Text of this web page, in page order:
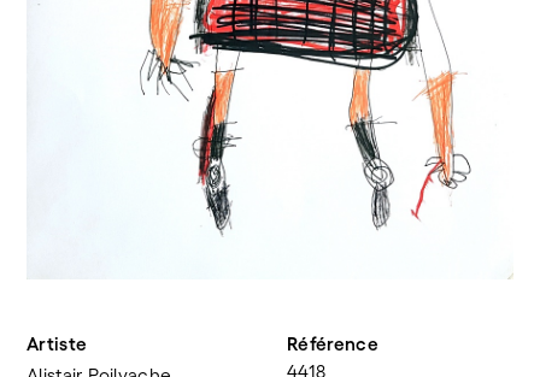
Artiste
Référence
4418